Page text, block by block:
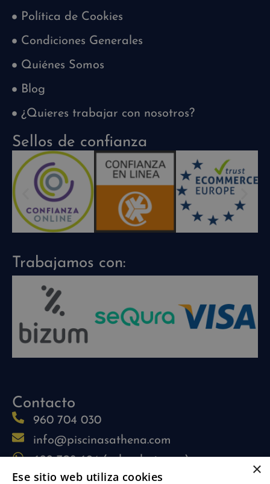
Política de Cookies
Condiciones Generales
Quiénes Somos
Blog
¿Quieres trabajar con nosotros?
Sellos de confianza
Trabajamos con:
Contacto
960 704 030
info@piscinasathena.com
622 708 694 (solo whatsapp)
L-V: 09:30h-13:30h
×
Ese sitio web utiliza cookies